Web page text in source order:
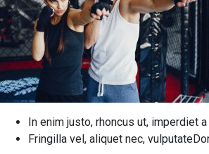
In enim justo, rhoncus ut, imperdiet a
Fringilla vel, aliquet nec,